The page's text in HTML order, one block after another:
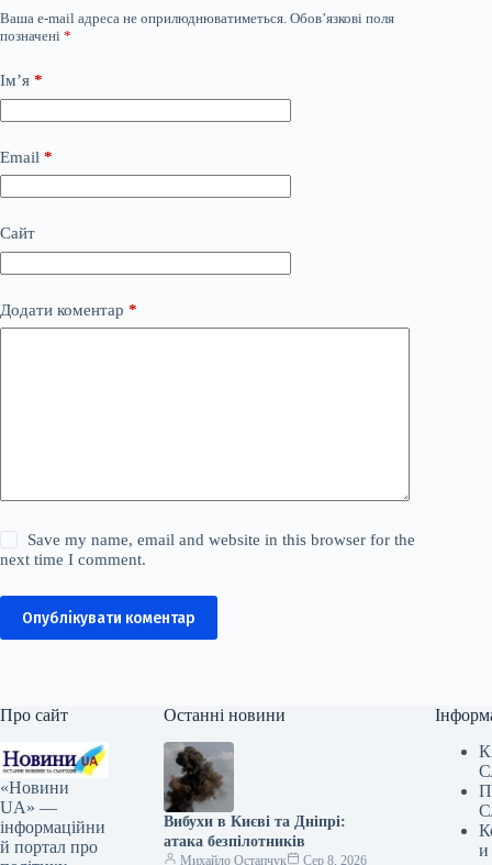
Ваша e-mail адреса не оприлюднюватиметься. Обов’язкові поля
позначені *
Ім’я *
Email *
Сайт
Додати коментар *
Save my name, email and website in this browser for the
next time I comment.
Опублікувати коментар
Про сайт
«Новини
UA» —
інформаційни
й портал про
Останні новини
Вибухи в Києві та Дніпрі:
атака безпілотників
Михайло Остапчук Сер 8, 2026
и